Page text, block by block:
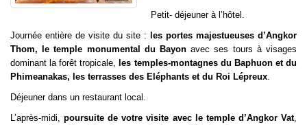
Petit- déjeuner à l’hôtel.
Journée entière de visite du site : les portes majestueuses d’Angkor
Thom, le temple monumental du Bayon avec ses tours à visages
dominant la forêt tropicale,les temples-montagnes du Baphuon et du
Phimeanakas, les terrasses des Eléphants et du Roi Lépreux
Déjeuner dans un restaurant local.
L’après-midi,poursuite de votre visite avec le temple d’Angkor Vat,